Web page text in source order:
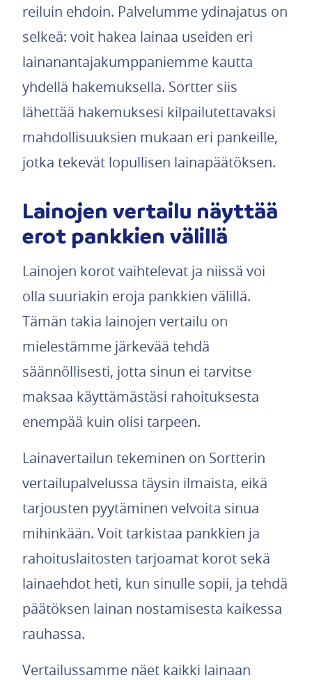
reiluin ehdoin. Palvelumme ydinajatus on
selkeä: voit hakea lainaa useiden eri
lainanantajakumppaniemme kautta
yhdellä hakemuksella. Sortter siis
lähettää hakemuksesi kilpailutettavaksi
mahdollisuuksien mukaan eri pankeille,
jotka tekevät lopullisen lainapäätöksen.
Lainojen vertailu näyttää
erot pankkien välillä
Lainojen korot vaihtelevat ja niissä voi
olla suuriakin eroja pankkien välillä.
Tämän takia lainojen vertailu on
mielestämme järkevää tehdä
säännöllisesti, jotta sinun ei tarvitse
maksaa käyttämästäsi rahoituksesta
enempää kuin olisi tarpeen.
Lainavertailun tekeminen on Sortterin
vertailupalvelussa täysin ilmaista, eikä
tarjousten pyytäminen velvoita sinua
mihinkään. Voit tarkistaa pankkien ja
rahoituslaitosten tarjoamat korot sekä
lainaehdot heti, kun sinulle sopii, ja tehdä
päätöksen lainan nostamisesta kaikessa
rauhassa.
Vertailussamme näet kaikki lainaan